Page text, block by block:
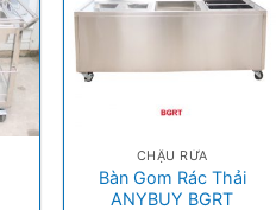
CHẬU RỬA
Bàn Gom Rác Thải
ANYBUY BGRT